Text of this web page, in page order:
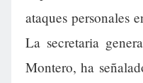
ataques personales
La secretaria
Montero, ha